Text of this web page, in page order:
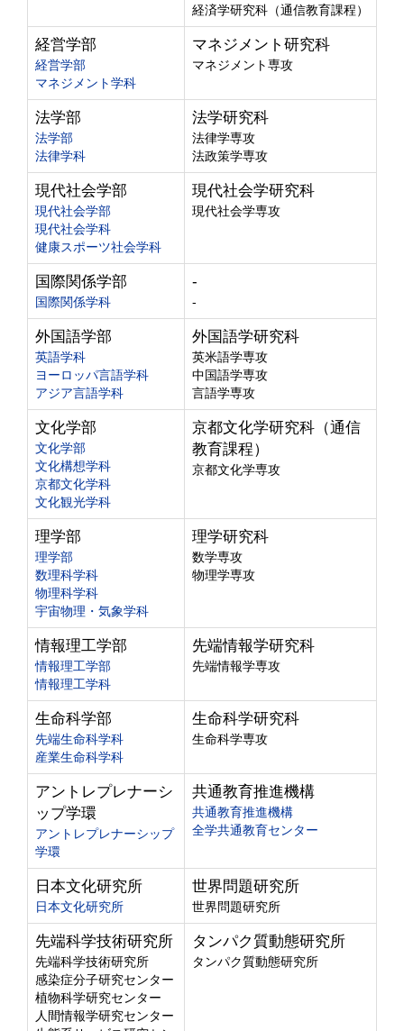
経済学研究科（通信教育課程）
経営学部
経営学部
マネジメント学科
マネジメント研究科
マネジメント専攻
法学部
法学部
法律学科
法学研究科
法律学専攻
法政策学専攻
現代社会学部
現代社会学部
現代社会学科
健康スポーツ社会学科
現代社会学研究科
現代社会学専攻
国際関係学部
国際関係学科
-
-
外国語学部
英語学科
ヨーロッパ言語学科
アジア言語学科
外国語学研究科
英米語学専攻
中国語学専攻
言語学専攻
文化学部
文化学部
文化構想学科
京都文化学科
文化観光学科
京都文化学研究科（通信
教育課程）
京都文化学専攻
理学部
理学部
数理科学科
物理科学科
宇宙物理・気象学科
理学研究科
数学専攻
物理学専攻
情報理工学部
情報理工学部
情報理工学科
先端情報学研究科
先端情報学専攻
生命科学部
先端生命科学科
産業生命科学科
生命科学研究科
生命科学専攻
アントレプレナーシ
ップ学環
アントレプレナーシップ
学環
共通教育推進機構
共通教育推進機構
全学共通教育センター
日本文化研究所
日本文化研究所
世界問題研究所
世界問題研究所
先端科学技術研究所
先端科学技術研究所
感染症分子研究センター
植物科学研究センター
人間情報学研究センター
タンパク質動態研究所
タンパク質動態研究所